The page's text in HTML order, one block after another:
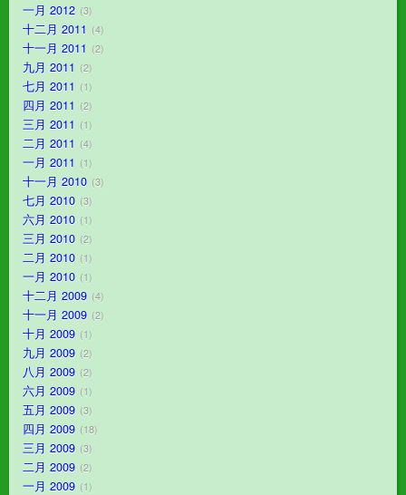
一月 2012 3
十二月 2011 4
十一月 2011 2
九月 2011 2
七月 2011 1
四月 2011 2
三月 2011 1
二月 2011 4
一月 2011 1
十一月 2010 3
七月 2010 3
六月 2010 1
三月 2010 2
二月 2010 1
一月 2010 1
十二月 2009 4
十一月 2009 2
十月 2009 1
九月 2009 2
八月 2009 2
六月 2009 1
五月 2009 3
四月 2009 18
三月 2009 3
二月 2009 2
一月 2009 1